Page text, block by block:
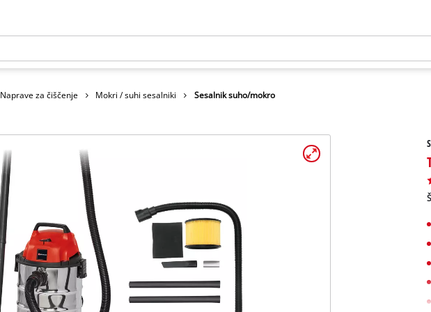
Naprave za čiščenje Mokri / suhi sesalniki Sesalnik suho/mokro